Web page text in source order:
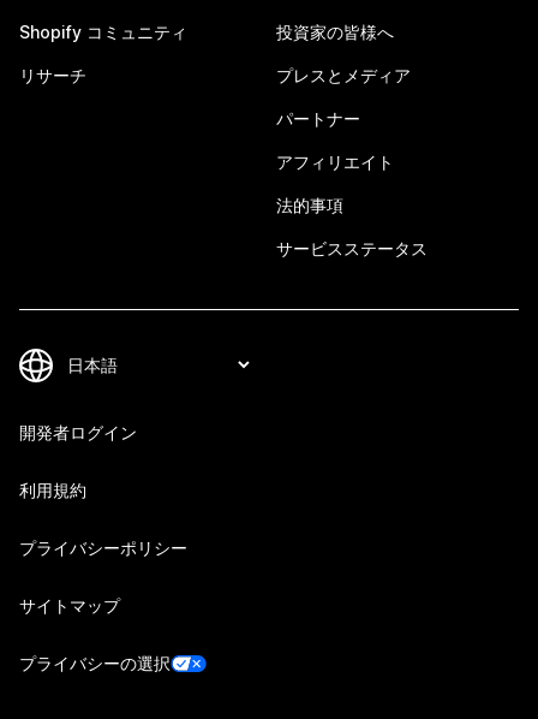
Shopify コミュニティ
リサーチ
投資家の皆様へ
プレスとメディア
パートナー
アフィリエイト
法的事項
サービスステータス
開発者ログイン
利用規約
プライバシーポリシー
サイトマップ
プライバシーの選択